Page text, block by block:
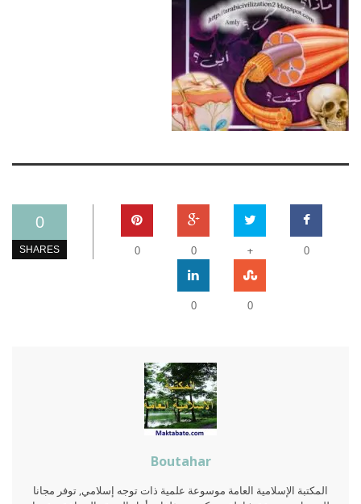
0
SHARES 0
+
0
0
0
0
Boutahar
المكتبة الإسلامية العامة موسوعة علمية ذات توجه إسلامي, توفر مجانا